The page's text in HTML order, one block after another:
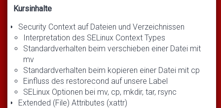
Kursinhalte
Security Context auf Dateien und Verzeichnissen
Interpretation des SELinux Context Types
Standardverhalten beim verschieben einer Datei mit
mv
Standardverhalten beim kopieren einer Datei mit cp
Einfluss des restorecond auf unsere Label
SELinux Optionen bei mv, cp, mkdir, tar, rsync
Extended (File) Attributes (xattr)